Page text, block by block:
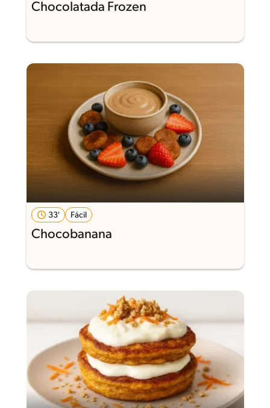
Chocolatada Frozen
33' Fácil
Chocobanana